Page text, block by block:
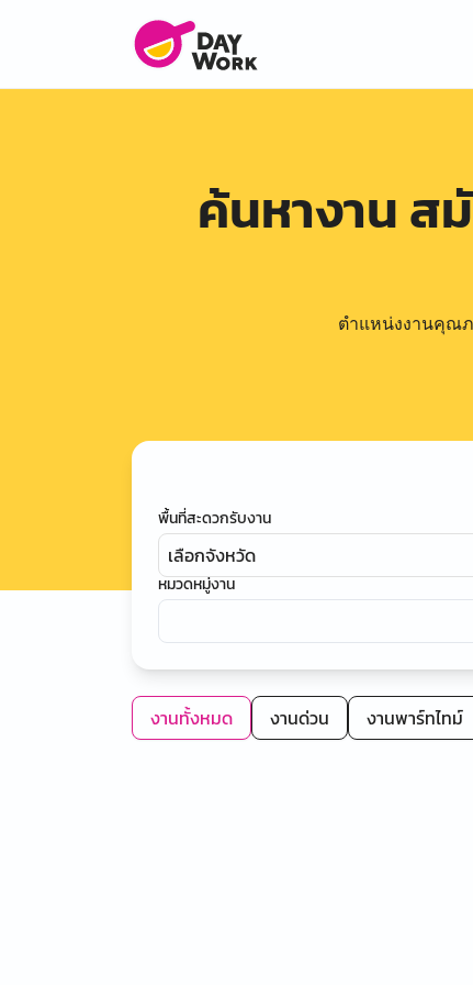
ค้นหางาน ส
ตำแหน่งงานคุณ
พื้นที่สะดวกรับงาน
เลือกจังหวัด
หมวดหมู่งาน
งานทั้งหมด งานด่วน งานพาร์ทไทม์